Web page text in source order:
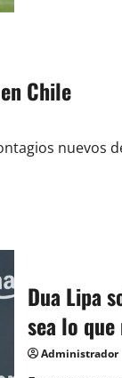
a
Chile
nuevos
Dua Lipa
sea lo
Administrador